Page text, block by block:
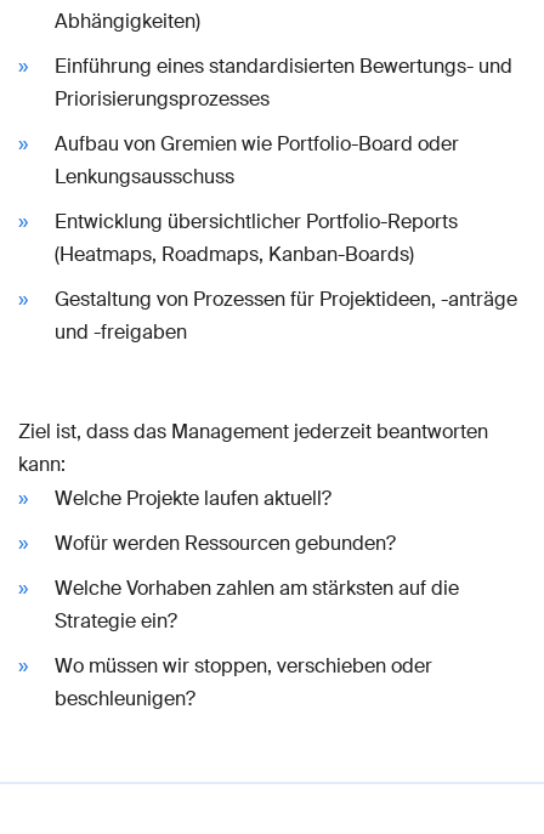
Abhängigkeiten)
Einführung eines standardisierten Bewertungs- und
Priorisierungsprozesses
Aufbau von Gremien wie Portfolio-Board oder
Lenkungsausschuss
Entwicklung übersichtlicher Portfolio-Reports
(Heatmaps, Roadmaps, Kanban-Boards)
Gestaltung von Prozessen für Projektideen, -anträge
und -freigaben
Ziel ist, dass das Management jederzeit beantworten
kann:
Welche Projekte laufen aktuell?
Wofür werden Ressourcen gebunden?
Welche Vorhaben zahlen am stärksten auf die
Strategie ein?
Wo müssen wir stoppen, verschieben oder
beschleunigen?